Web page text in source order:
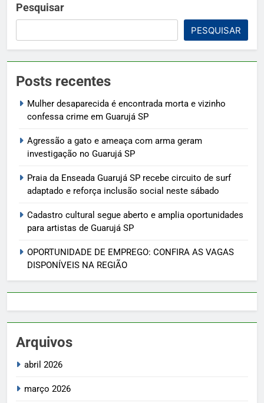
Pesquisar
PESQUISAR
Posts recentes
Mulher desaparecida é encontrada morta e vizinho
confessa crime em Guarujá SP
Agressão a gato e ameaça com arma geram
investigação no Guarujá SP
Praia da Enseada Guarujá SP recebe circuito de surf
adaptado e reforça inclusão social neste sábado
Cadastro cultural segue aberto e amplia oportunidades
para artistas de Guarujá SP
OPORTUNIDADE DE EMPREGO: CONFIRA AS VAGAS
DISPONÍVEIS NA REGIÃO
Arquivos
abril 2026
março 2026